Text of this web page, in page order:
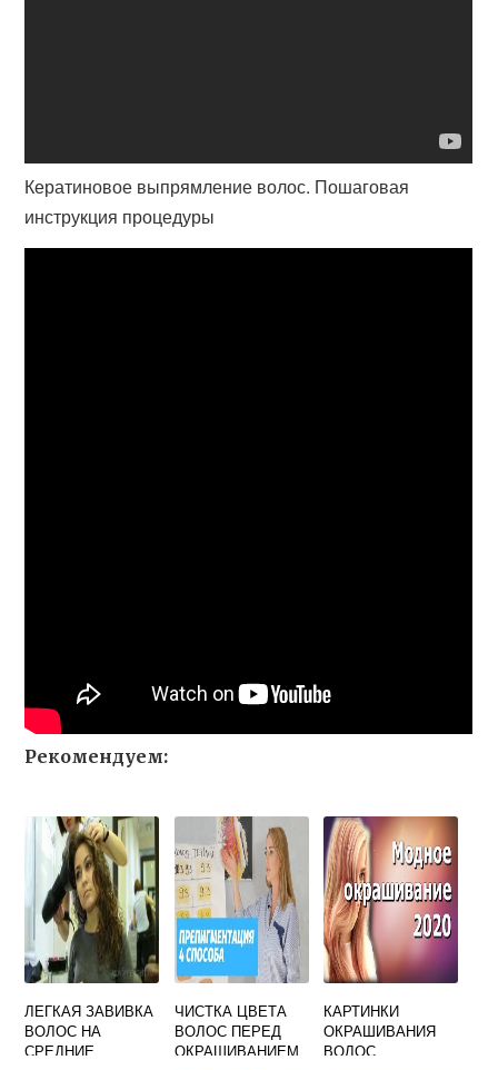
Кератиновое выпрямление волос. Пошаговая
инструкция процедуры
Рекомендуем:
ЛЕГКАЯ ЗАВИВКА
ВОЛОС НА
СРЕДНИЕ
ЧИСТКА ЦВЕТА
ВОЛОС ПЕРЕД
ОКРАШИВАНИЕМ
КАРТИНКИ
ОКРАШИВАНИЯ
ВОЛОС